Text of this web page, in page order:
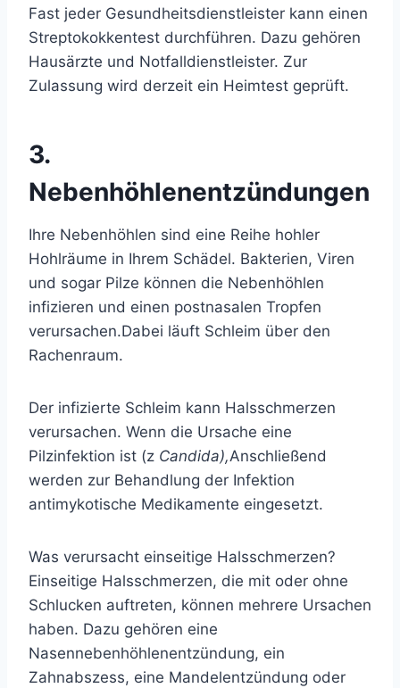
Fast jeder Gesundheitsdienstleister kann einen
Streptokokkentest durchführen. Dazu gehören
Hausärzte und Notfalldienstleister. Zur
Zulassung wird derzeit ein Heimtest geprüft.
3.
Nebenhöhlenentzündungen
Ihre Nebenhöhlen sind eine Reihe hohler
Hohlräume in Ihrem Schädel. Bakterien, Viren
und sogar Pilze können die Nebenhöhlen
infizieren und einen postnasalen Tropfen
verursachen.Dabei läuft Schleim über den
Rachenraum.
Der infizierte Schleim kann Halsschmerzen
verursachen. Wenn die Ursache eine
Pilzinfektion ist (z Candida),Anschließend
werden zur Behandlung der Infektion
antimykotische Medikamente eingesetzt.
Was verursacht einseitige Halsschmerzen?
Einseitige Halsschmerzen, die mit oder ohne
Schlucken auftreten, können mehrere Ursachen
haben. Dazu gehören eine
Nasennebenhöhlenentzündung, ein
Zahnabszess, eine Mandelentzündung oder